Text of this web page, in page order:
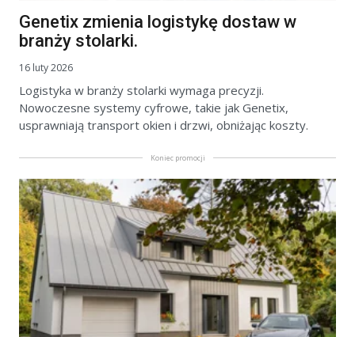
Genetix zmienia logistykę dostaw w
branży stolarki.
16 luty 2026
Logistyka w branży stolarki wymaga precyzji.
Nowoczesne systemy cyfrowe, takie jak Genetix,
usprawniają transport okien i drzwi, obniżając koszty.
Koniec promocji